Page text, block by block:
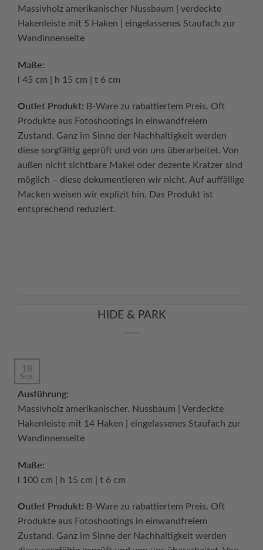
Massivholz amerikanischer Nussbaum | verdeckte
Hakenleiste mit 5 Haken | eingelassenes Staufach zur
Wandinnenseite
Maße:
l 45 cm | h 15 cm | t 6 cm
Outlet Produkt: B-Ware zu rabattiertem Preis. Oft
Produkte aus Fotoshootings in einwandfreiem
Zustand. Ganz im Sinne der Nachhaltigkeit werden
diese sorgfältig geprüft und von uns überarbeitet. Von
außen nicht sichtbare Makel oder dezente Kratzer sind
möglich – diese dokumentieren wir nicht. Auf auffällige
Macken weisen wir explizit hin. Das Produkt ist
entsprechend reduziert.
HIDE & PARK
18
Sep.
Ausführung:
Massivholz amerikanischer. Nussbaum | Verdeckte
Hakenleiste mit 14 Haken | eingelassenes Staufach zur
Wandinnenseite
Maße:
l 100 cm | h 15 cm | t 6 cm
Outlet Produkt: B-Ware zu rabattiertem Preis. Oft
Produkte aus Fotoshootings in einwandfreiem
Zustand. Ganz im Sinne der Nachhaltigkeit werden